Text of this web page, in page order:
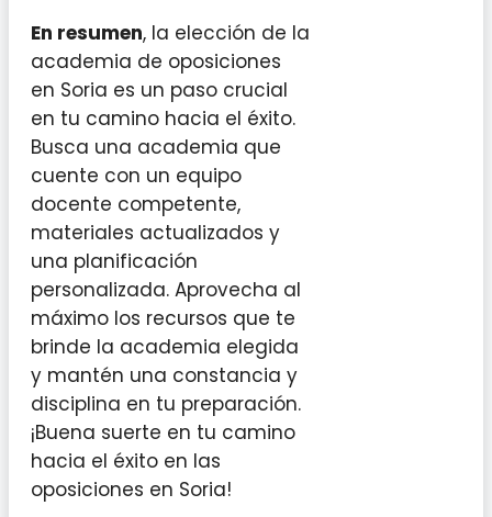
En resumen, la elección de la
academia de oposiciones
en Soria es un paso crucial
en tu camino hacia el éxito.
Busca una academia que
cuente con un equipo
docente competente,
materiales actualizados y
una planificación
personalizada. Aprovecha al
máximo los recursos que te
brinde la academia elegida
y mantén una constancia y
disciplina en tu preparación.
¡Buena suerte en tu camino
hacia el éxito en las
oposiciones en Soria!